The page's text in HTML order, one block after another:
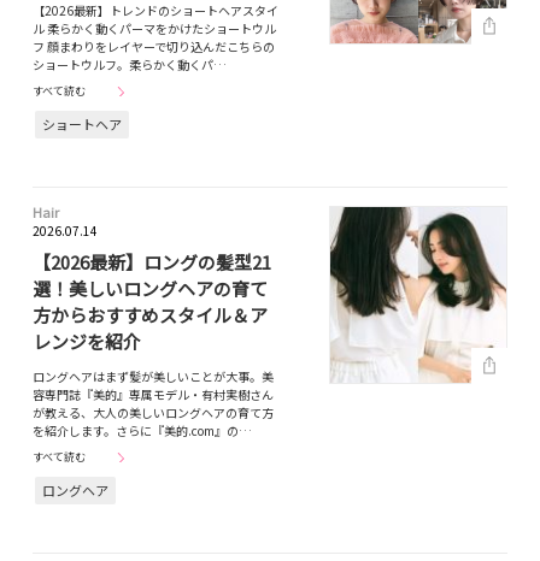
【2026最新】トレンドのショートヘアスタイ
ル 柔らかく動くパーマをかけたショートウル
フ 顔まわりをレイヤーで切り込んだこちらの
ショートウルフ。柔らかく動くパ…
すべて読む
ショートヘア
Hair
2026.07.14
【2026最新】ロングの髪型21
選！美しいロングヘアの育て
方からおすすめスタイル＆ア
レンジを紹介
ロングヘアはまず髪が美しいことが大事。美
容専門誌『美的』専属モデル・有村実樹さん
が教える、大人の美しいロングヘアの育て方
を紹介します。さらに『美的.com』の…
すべて読む
ロングヘア